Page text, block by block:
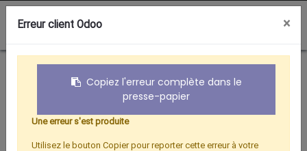
0
Boutique
TELEPHONIE
ADAPTATEUR RJ11 F 2 RJ 11F
Erreur client Odoo ×
Copiez l'erreur complète dans le
presse-papier
Une erreur s'est produite
Utilisez le bouton Copier pour reporter cette erreur à votre